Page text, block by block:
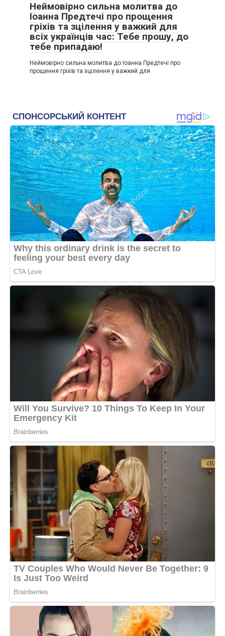
Неймовірно сильна молитва до
Іоанна Предтечі про прощення
гріхів та зцілення у важкий для
всіх українців час: Тебе прошу, до
тебе припадаю!
Неймовірно сильна молитва до Іоанна Предтечі про
прощення гріхів та зцілення у важкий для